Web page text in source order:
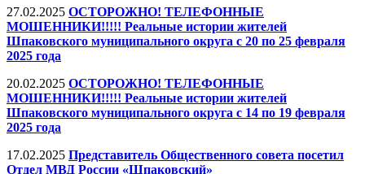
27.02.2025 ОСТОРОЖНО! ТЕЛЕФОННЫЕ
МОШЕННИКИ!!!!! Реальные истории жителей
Шпаковского муниципального округа с 20 по 25 февраля
2025 года
20.02.2025 ОСТОРОЖНО! ТЕЛЕФОННЫЕ
МОШЕННИКИ!!!!! Реальные истории жителей
Шпаковского муниципального округа с 14 по 19 февраля
2025 года
17.02.2025 Представитель Общественного совета посетил
Отдел МВД России «Шпаковский»